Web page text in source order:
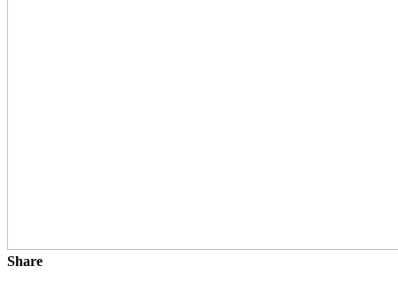
Share